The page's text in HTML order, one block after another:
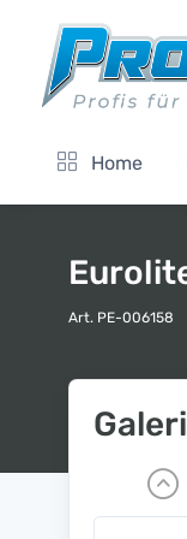
Home
Art. PE-006158
P
r